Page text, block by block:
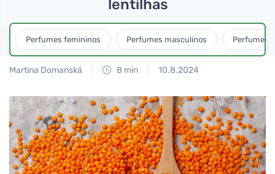
lentilhas
Perfumes femininos Perfumes masculinos Perfumes
Martina Domanská 8 min 10.8.2024